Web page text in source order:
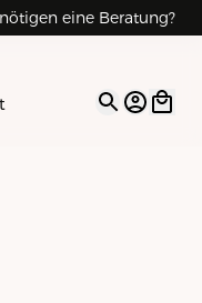
eine Beratung?
Open